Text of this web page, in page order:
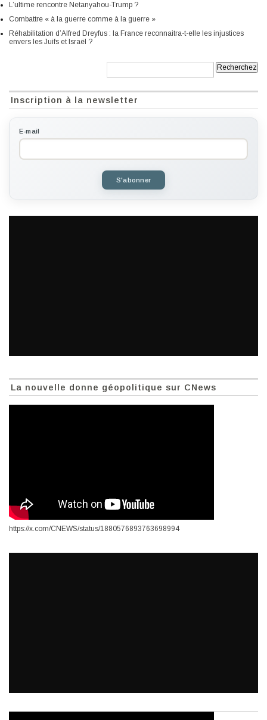
L’ultime rencontre Netanyahou-Trump ?
Combattre « à la guerre comme à la guerre »
Réhabilitation d’Alfred Dreyfus : la France reconnaitra-t-elle les injustices
envers les Juifs et Israël ?
Inscription à la newsletter
E-mail
S'abonner
La nouvelle donne géopolitique sur CNews
https://x.com/CNEWS/status/1880576893763698994